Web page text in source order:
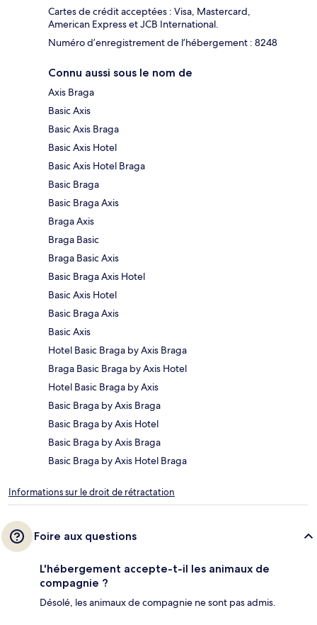
Cartes de crédit acceptées : Visa, Mastercard,
American Express et JCB International.
Numéro d’enregistrement de l’hébergement : 8248
Connu aussi sous le nom de
Axis Braga
Basic Axis
Basic Axis Braga
Basic Axis Hotel
Basic Axis Hotel Braga
Basic Braga
Basic Braga Axis
Braga Axis
Braga Basic
Braga Basic Axis
Basic Braga Axis Hotel
Basic Axis Hotel
Basic Braga Axis
Basic Axis
Hotel Basic Braga by Axis Braga
Braga Basic Braga by Axis Hotel
Hotel Basic Braga by Axis
Basic Braga by Axis Braga
Basic Braga by Axis Hotel
Basic Braga by Axis Braga
Basic Braga by Axis Hotel Braga
Informations sur le droit de rétractation
Foire aux questions
L'hébergement accepte-t-il les animaux de
compagnie ?
Désolé, les animaux de compagnie ne sont pas admis.